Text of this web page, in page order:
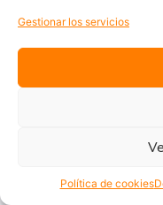
Gestionar los servicios
Política de cookies
de nueva